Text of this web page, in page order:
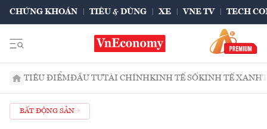
CHỨNG KHOÁN TIÊU & DÙNG XE VNE TV TECH
TIÊU ĐIỂMĐẦU TƯTÀI CHÍNHKINH TẾ SỐKINH TẾ XANH
BẤT ĐỘNG SẢN